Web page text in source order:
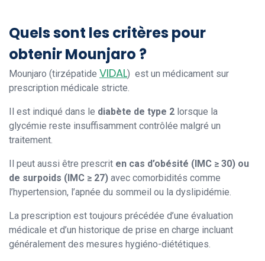
Quels sont les critères pour
obtenir Mounjaro ?
Mounjaro (tirzépatide VIDAL) est un médicament sur
prescription médicale stricte.
Il est indiqué dans le diabète de type 2 lorsque la
glycémie reste insuffisamment contrôlée malgré un
traitement.
Il peut aussi être prescrit en cas d’obésité (IMC ≥ 30) ou
de surpoids (IMC ≥ 27) avec comorbidités comme
l’hypertension, l’apnée du sommeil ou la dyslipidémie.
La prescription est toujours précédée d’une évaluation
médicale et d’un historique de prise en charge incluant
généralement des mesures hygiéno-diététiques.